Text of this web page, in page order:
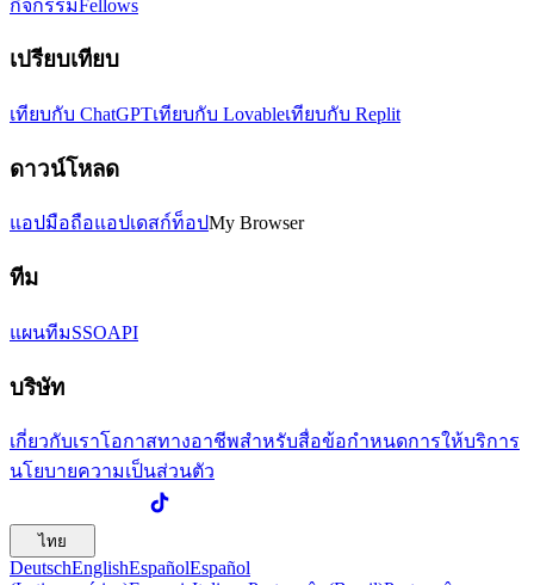
กิจกรรมFellows
เปรียบเทียบ
เทียบกับ ChatGPTเทียบกับ Lovableเทียบกับ Replit
ดาวน์โหลด
แอปมือถือแอปเดสก์ท็อปMy Browser
ทีม
แผนทีมSSOAPI
บริษัท
เกี่ยวกับเราโอกาสทางอาชีพสำหรับสื่อข้อกำหนดการให้บริการ
นโยบายความเป็นส่วนตัว
ไทย
DeutschEnglishEspañolEspañol